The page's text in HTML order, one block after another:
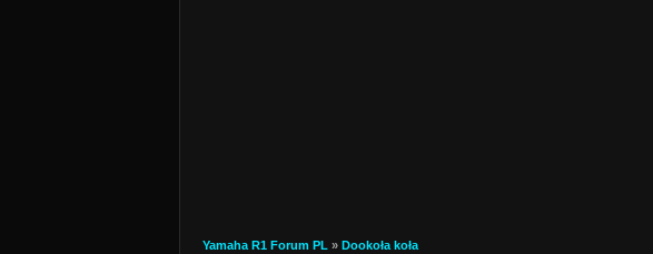
Yamaha R1 Forum PL » Dookoła koła